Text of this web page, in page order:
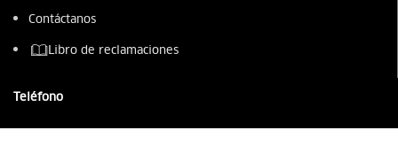
Contáctanos
Libro de reclamaciones
Teléfono